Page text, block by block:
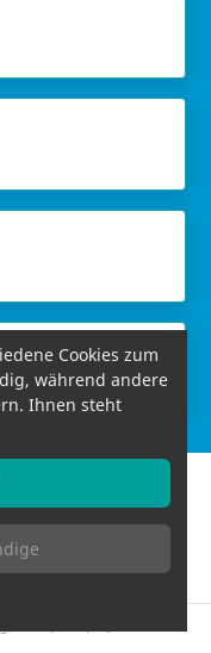
Cookies zum
während andere
Ihnen steht